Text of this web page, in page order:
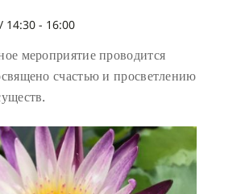
14:30 - 16:00
мероприятие проводится
счастью и просветлению